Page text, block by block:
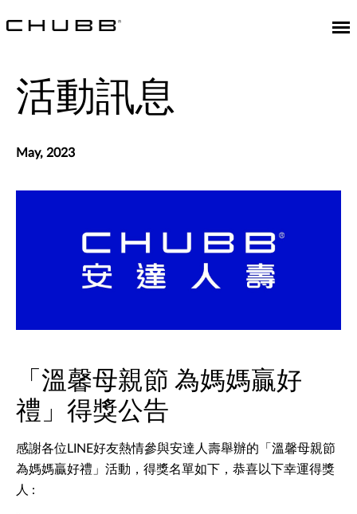
活動訊息
May, 2023
「溫馨母親節 為媽媽贏好
禮」得獎公告
感謝各位LINE好友熱情參與安達人壽舉辦的「溫馨母親節
為媽媽贏好禮」活動，得獎名單如下，恭喜以下幸運得獎
人 :